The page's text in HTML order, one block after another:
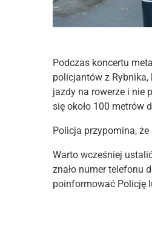
Podczas koncertu
policjantów z Rybnika,
jazdy na rowerze i nie
się około 100 metrów
Policja przypomina,
Warto wcześniej
znało numer telefonu
poinformować Policję